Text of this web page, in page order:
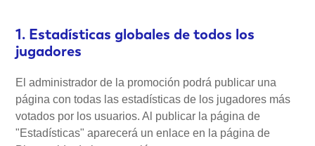
1. Estadísticas globales de todos los
jugadores
El administrador de la promoción podrá publicar una
página con todas las estadísticas de los jugadores más
votados por los usuarios. Al publicar la página de
"Estadísticas" aparecerá un enlace en la página de